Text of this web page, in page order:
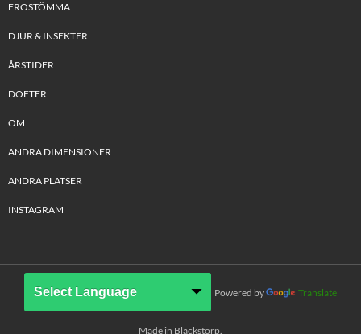
FROSTÖMMA
DJUR & INSEKTER
ÅRSTIDER
DOFTER
OM
ANDRA DIMENSIONER
ANDRA PLATSER
INSTAGRAM
Powered by Translate
Made in Blackstorp.